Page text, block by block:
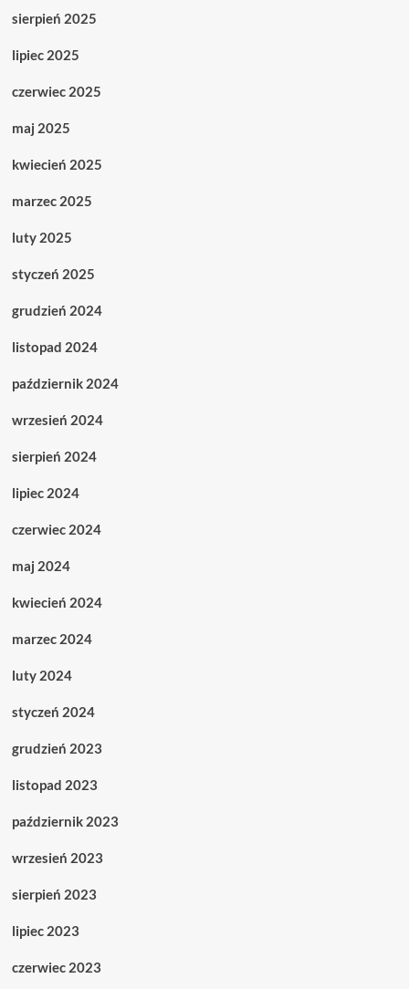
sierpień 2025
lipiec 2025
czerwiec 2025
maj 2025
kwiecień 2025
marzec 2025
luty 2025
styczeń 2025
grudzień 2024
listopad 2024
październik 2024
wrzesień 2024
sierpień 2024
lipiec 2024
czerwiec 2024
maj 2024
kwiecień 2024
marzec 2024
luty 2024
styczeń 2024
grudzień 2023
listopad 2023
październik 2023
wrzesień 2023
sierpień 2023
lipiec 2023
czerwiec 2023